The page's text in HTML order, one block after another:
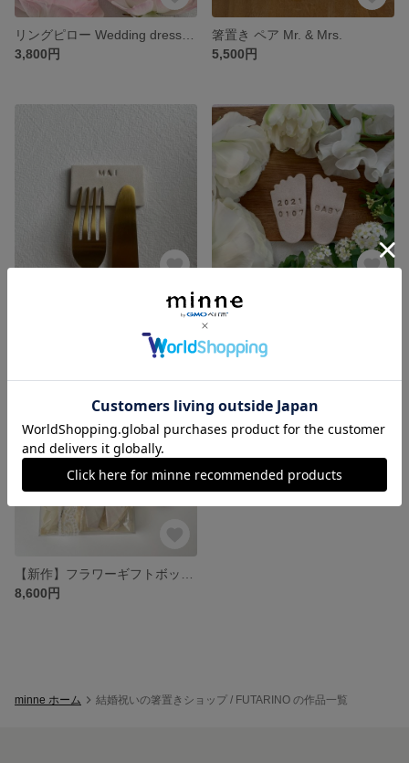
3,800円
箸置き ペア Mr. & Mrs.
5,500円
【 受注商品 】名前入りオーダー箸置き ［ WIDE ］
8,600円
minne ホーム 結婚祝いの箸置きショップ / FUTARINO の作品一覧